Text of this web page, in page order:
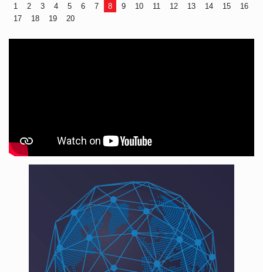
1 2 3 4 5 6 7 8 9 10 11 12 13 14 15
16
17
18 19 20